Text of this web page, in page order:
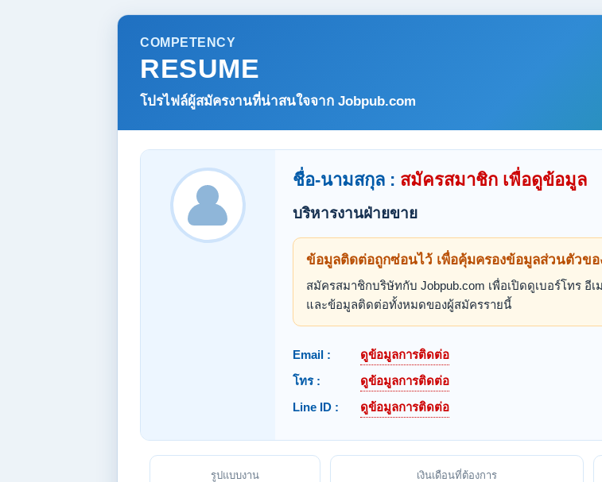
COMPETENCY
RESUME
โปรไฟล์ผู้สมัครงานที่น่าสนใจจาก Jobpub.com
ชื่อ-นามสกุล : สมัครสมาชิก เพื่อดูข้อมูล
บริหารงานฝ่ายขาย
ข้อมูลติดต่อถูกซ่อนไว้ เพื่อคุ้มครองข้อมูลส่วนตัวขอ
สมัครสมาชิกบริษัทกับ Jobpub.com เพื่อเปิดดูเบอร์โทร อีเ
และข้อมูลติดต่อทั้งหมดของผู้สมัครรายนี้
Email :
ดูข้อมูลการติดต่อ
โทร :
ดูข้อมูลการติดต่อ
Line ID :
ดูข้อมูลการติดต่อ
รูปแบบงาน เงินเดือนที่ต้องการ